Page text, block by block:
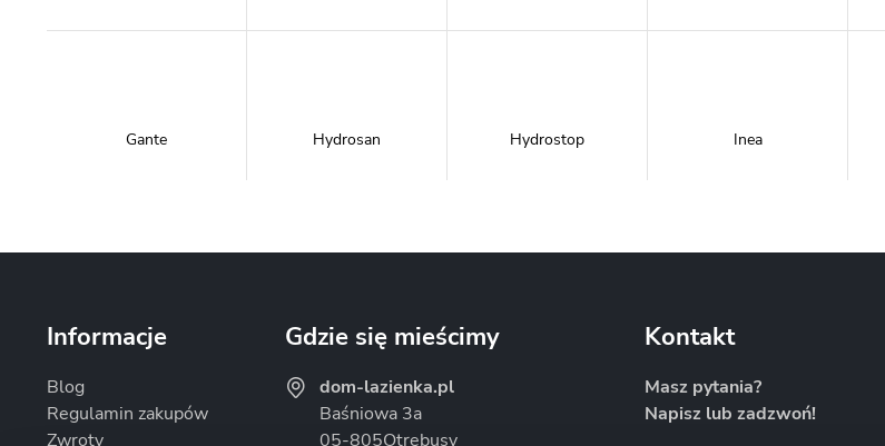
Gante Hydrosan Hydrostop Inea
Rea
Informacje
Blog
Regulamin zakupów
Zwroty
Gdzie się mieścimy
dom-lazienka.pl
Baśniowa 3a
05-805Otrębusy
Kontakt
Masz pytania?
Napisz lub zadzwoń!